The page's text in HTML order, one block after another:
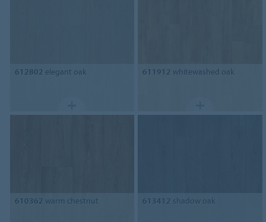
612802 elegant oak 611912 whitewashed oak
610362 warm chestnut 613412 shadow oak